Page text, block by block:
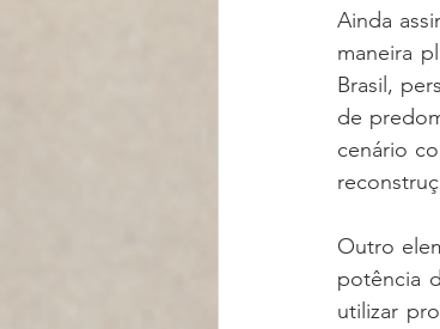
Ainda
maneira
Brasil,
de
cenário
Outro
potência
utilizar